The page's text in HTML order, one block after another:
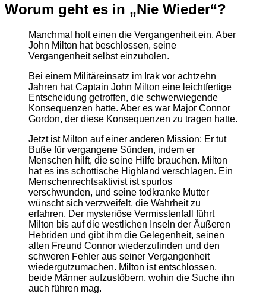
Worum geht es in „Nie Wieder“?
Manchmal holt einen die Vergangenheit ein. Aber
John Milton hat beschlossen, seine
Vergangenheit selbst einzuholen.
Bei einem Militäreinsatz im Irak vor achtzehn
Jahren hat Captain John Milton eine leichtfertige
Entscheidung getroffen, die schwerwiegende
Konsequenzen hatte. Aber es war Major Connor
Gordon, der diese Konsequenzen zu tragen hatte.
Jetzt ist Milton auf einer anderen Mission: Er tut
Buße für vergangene Sünden, indem er
Menschen hilft, die seine Hilfe brauchen. Milton
hat es ins schottische Highland verschlagen. Ein
Menschenrechtsaktivist ist spurlos
verschwunden, und seine todkranke Mutter
wünscht sich verzweifelt, die Wahrheit zu
erfahren. Der mysteriöse Vermisstenfall führt
Milton bis auf die westlichen Inseln der Äußeren
Hebriden und gibt ihm die Gelegenheit, seinen
alten Freund Connor wiederzufinden und den
schweren Fehler aus seiner Vergangenheit
wiedergutzumachen. Milton ist entschlossen,
beide Männer aufzustöbern, wohin die Suche ihn
auch führen mag.